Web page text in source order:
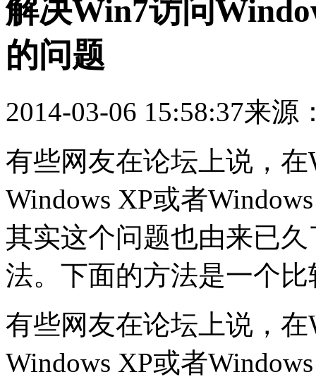
解决Win7访问
的问题
2014-03-06 15:58:37来源
有些网友在论坛上说，
Windows XP或者
其实这个问题也由来已
法。下面的方法是一个
有些网友在论坛上说，
Windows XP或者